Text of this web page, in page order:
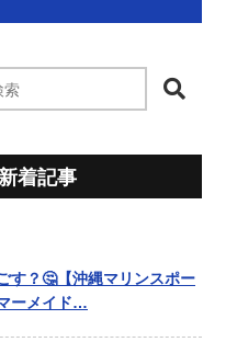
新着記事
す？🤔【沖縄マリンスポー
ーメイド…